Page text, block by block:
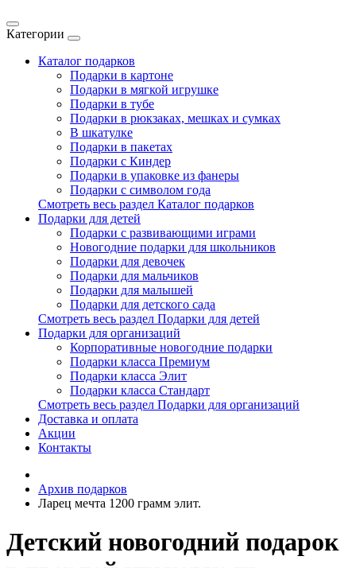
Категории
Каталог подарков
Подарки в картоне
Подарки в мягкой игрушке
Подарки в тубе
Подарки в рюкзаках, мешках и сумках
В шкатулке
Подарки в пакетах
Подарки с Киндер
Подарки в упаковке из фанеры
Подарки с символом года
Смотреть весь раздел Каталог подарков
Подарки для детей
Подарки с развивающими играми
Новогодние подарки для школьников
Подарки для девочек
Подарки для мальчиков
Подарки для малышей
Подарки для детского сада
Смотреть весь раздел Подарки для детей
Подарки для организаций
Корпоративные новогодние подарки
Подарки класса Премиум
Подарки класса Элит
Подарки класса Стандарт
Смотреть весь раздел Подарки для организаций
Доставка и оплата
Акции
Контакты
Архив подарков
Ларец мечта 1200 грамм элит.
Детский новогодний подарок